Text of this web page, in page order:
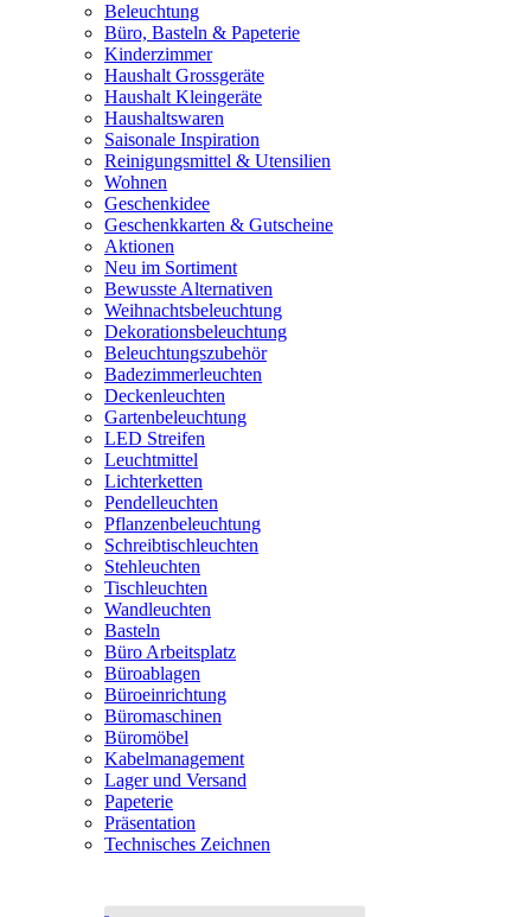
Beleuchtung
Büro, Basteln & Papeterie
Kinderzimmer
Haushalt Grossgeräte
Haushalt Kleingeräte
Haushaltswaren
Saisonale Inspiration
Reinigungsmittel & Utensilien
Wohnen
Geschenkidee
Geschenkkarten & Gutscheine
Aktionen
Neu im Sortiment
Bewusste Alternativen
Weihnachtsbeleuchtung
Dekorationsbeleuchtung
Beleuchtungszubehör
Badezimmerleuchten
Deckenleuchten
Gartenbeleuchtung
LED Streifen
Leuchtmittel
Lichterketten
Pendelleuchten
Pflanzenbeleuchtung
Schreibtischleuchten
Stehleuchten
Tischleuchten
Wandleuchten
Basteln
Büro Arbeitsplatz
Büroablagen
Büroeinrichtung
Büromaschinen
Büromöbel
Kabelmanagement
Lager und Versand
Papeterie
Präsentation
Technisches Zeichnen